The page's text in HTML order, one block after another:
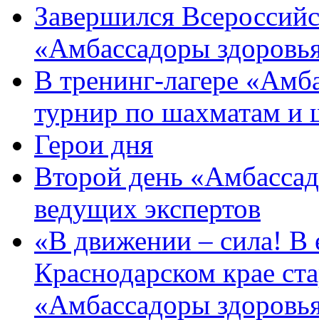
Завершился
«Амбассадоры
В тренинг-лагере
турнир по шахматам и
Герои дня
Второй день
ведущих экспертов
«В движении – сила! В
Краснодарском крае
«Амбассадоры